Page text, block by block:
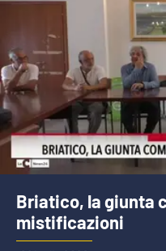
Briatico, la giunta
mistificazioni